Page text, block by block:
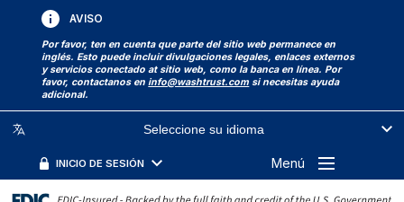
AVISO
Por favor, ten en cuenta que parte del sitio web permanece en
inglés. Esto puede incluir divulgaciones legales, enlaces externos
y servicios conectado at sitio web, como la banca en línea. Por
favor, contactanos eninfo@washtrust.com si necesitas ayuda
adicional.
Seleccione su idioma
INICIO DE SESIÓN Menú